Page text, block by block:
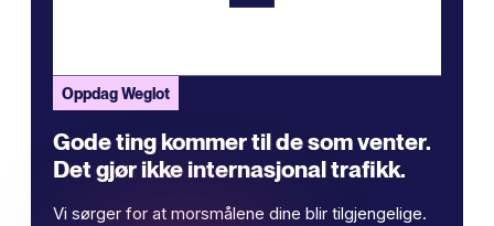
Oppdag Weglot
Gode ​​ting kommer til de som venter.
Det gjør ikke internasjonal trafikk.
Vi sørger for at morsmålene dine blir tilgjengelige.